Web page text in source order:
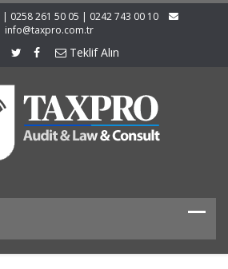
| 0258 261 50 05 | 0242 743 00 10
info@taxpro.com.tr
Teklif Alın